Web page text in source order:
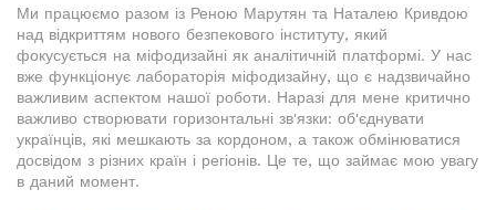
Ми працюємо разом із Реною Марутян та Наталею Кривдою
над відкриттям нового безпекового інституту, який
фокусується на міфодизайні як аналітичній платформі. У нас
вже функціонує лабораторія міфодизайну, що є надзвичайно
важливим аспектом нашої роботи. Наразі для мене критично
важливо створювати горизонтальні зв'язки: об'єднувати
українців, які мешкають за кордоном, а також обмінюватися
досвідом з різних країн і регіонів. Це те, що займає мою увагу
в даний момент.